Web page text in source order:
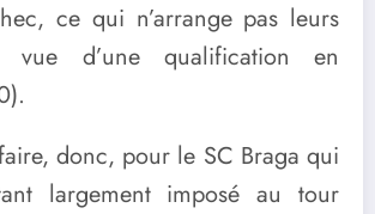
ce qui n’arrange pas leurs
vue d’une qualification en
donc, pour le SC Braga qui
largement imposé au tour